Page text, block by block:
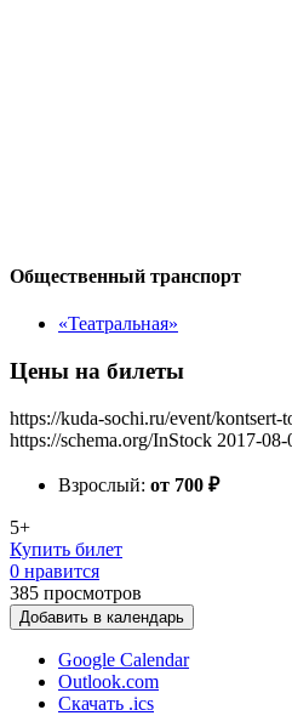
Общественный транспорт
«Театральная»
Цены на билеты
https://kuda-sochi.ru/event/kontsert-
https://schema.org/InStock 2017-
Взрослый: от 700 ₽
5+
Купить билет
0 нравится
385 просмотров
Добавить в календарь
Google Calendar
Outlook.com
Скачать .ics